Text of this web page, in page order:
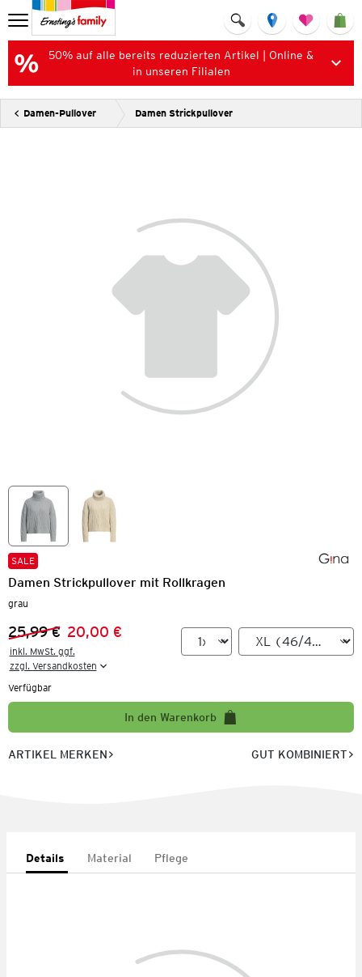
50% auf alle bereits reduzierten Artikel | Online &
in unseren Filialen
Damen-Pullover Damen Strickpullover
SALE
Damen Strickpullover mit Rollkragen
grau
Vorheriger Preis:
25,99 €
Neuer Preis:20,00 €
inkl. MwSt. ggf.
zzgl. Versandkosten
Verfügbar
In den Warenkorb
ARTIKEL MERKEN GUT KOMBINIERT
Details Material Pflege